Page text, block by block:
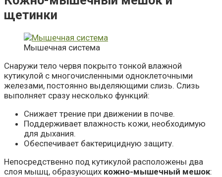
щетинки
Мышечная система
Снаружи тело червя покрыто тонкой влажной
кутикулой с многочисленными одноклеточными
железами, постоянно выделяющими слизь. Слизь
выполняет сразу несколько функций:
Снижает трение при движении в почве.
Поддерживает влажность кожи, необходимую
для дыхания.
Обеспечивает бактерицидную защиту.
Непосредственно под кутикулой расположены два
слоя мышц, образующих кожно-мышечный мешок: